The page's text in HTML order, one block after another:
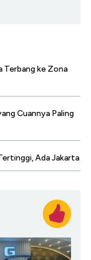
Terbang ke Zona
Cuannya Paling
Ada Jakarta